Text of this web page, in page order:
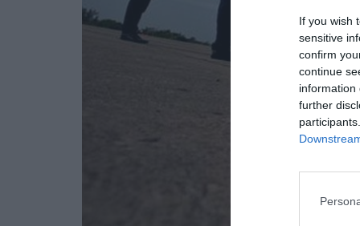
If you wish
sensitive
confirm
continue
information
further